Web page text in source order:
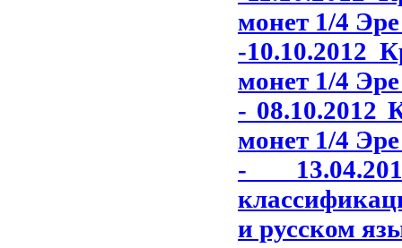
монет 1/4 Эре
-10.10.2012
монет 1/4 Эре
- 08.10.2012
монет 1/4 Эре
-
и русском